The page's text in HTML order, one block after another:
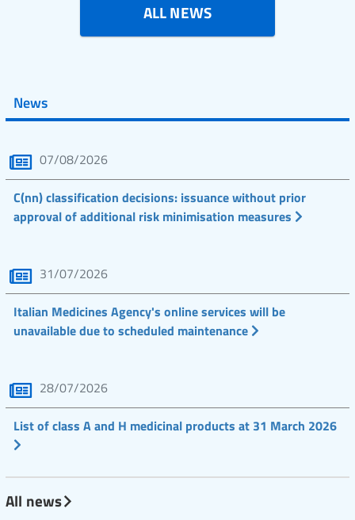
ALL NEWS
News
07/08/2026
C(nn) classification decisions: issuance without prior
approval of additional risk minimisation measures
31/07/2026
Italian Medicines Agency's online services will be
unavailable due to scheduled maintenance
28/07/2026
List of class A and H medicinal products at 31 March 2026
All news